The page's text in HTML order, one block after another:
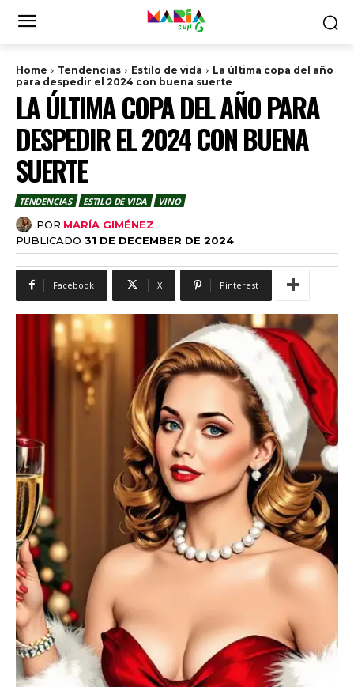
Home Tendencias Estilo de vida
La última copa del año
para despedir el 2024 con buena suerte
LA ÚLTIMA COPA DEL AÑO PARA
DESPEDIR EL 2024 CON BUENA
SUERTE
TENDENCIAS ESTILO DE VIDA VINO
POR MARÍA GIMÉNEZ
PUBLICADO 31 DE DECEMBER DE 2024
Facebook X Pinterest